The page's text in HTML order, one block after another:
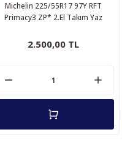
Michelin 225/55R17 97Y RFT
Primacy3 ZP* 2.El Takım Yaz
2.500,00 TL